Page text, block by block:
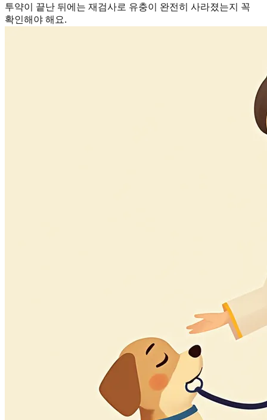
투약이 끝난 뒤에는 재검사로 유충이 완전히 사라졌는지 꼭
확인해야 해요.